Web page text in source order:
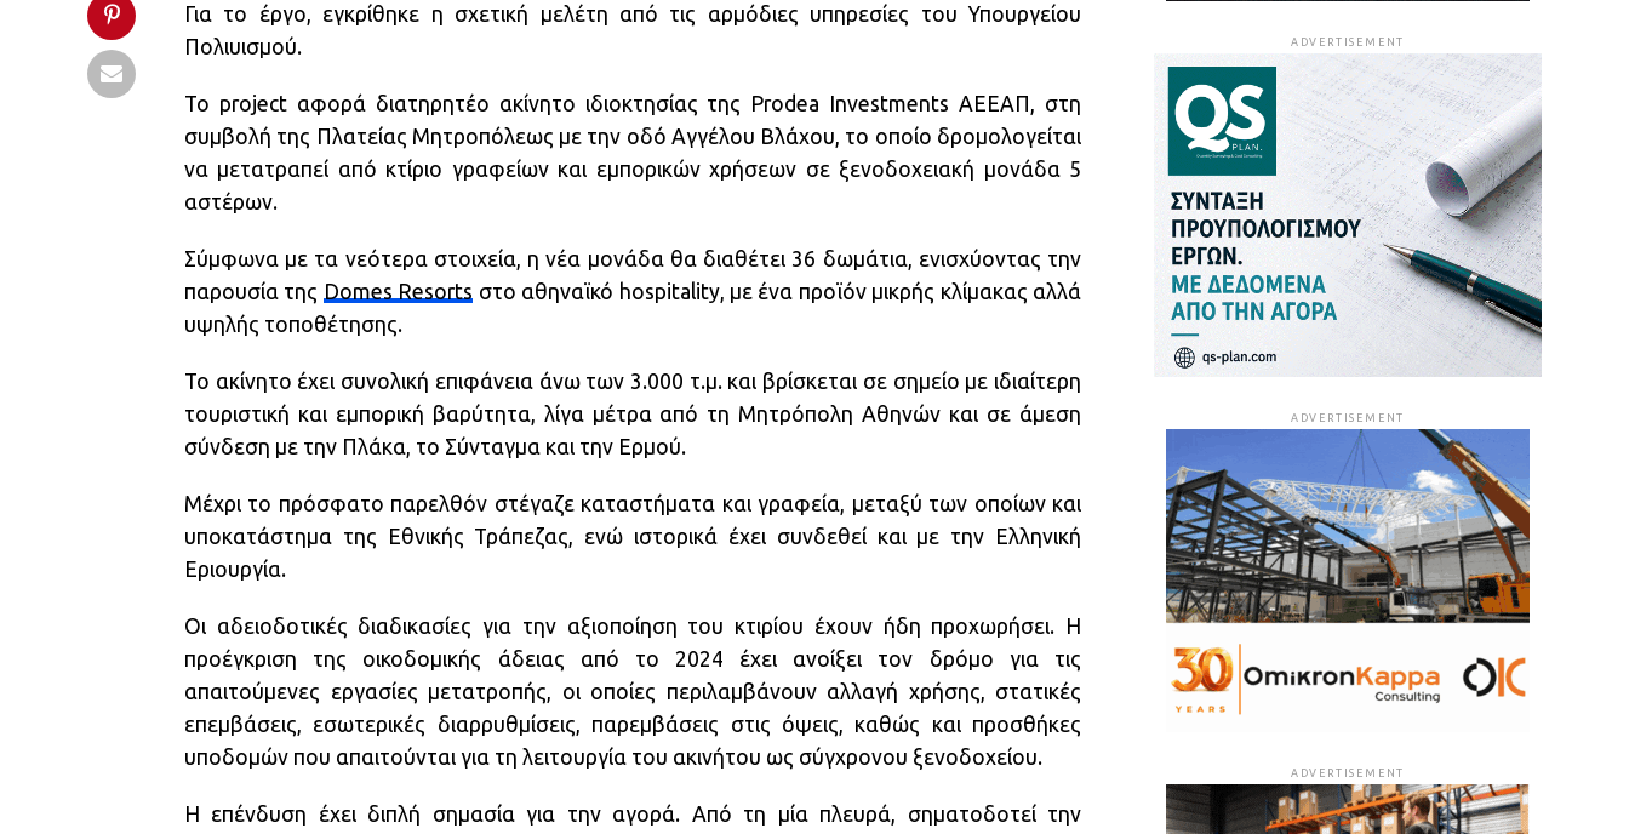
Για το έργο, εγκρίθηκε η σχετική μελέτη από τις αρμόδιες υπηρεσίες του Υπουργείου
Πολιυισμού.
Το project αφορά διατηρητέο ακίνητο ιδιοκτησίας της Prodea Investments ΑΕΕΑΠ, στη
συμβολή της Πλατείας Μητροπόλεως με την οδό Αγγέλου Βλάχου, το οποίο δρομολογείται
να μετατραπεί από κτίριο γραφείων και εμπορικών χρήσεων σε ξενοδοχειακή μονάδα 5
αστέρων.
Σύμφωνα με τα νεότερα στοιχεία, η νέα μονάδα θα διαθέτει 36 δωμάτια, ενισχύοντας την
παρουσία της Domes Resorts στο αθηναϊκό hospitality, με ένα προϊόν μικρής κλίμακας αλλά
υψηλής τοποθέτησης.
Το ακίνητο έχει συνολική επιφάνεια άνω των 3.000 τ.μ. και βρίσκεται σε σημείο με ιδιαίτερη
τουριστική και εμπορική βαρύτητα, λίγα μέτρα από τη Μητρόπολη Αθηνών και σε άμεση
σύνδεση με την Πλάκα, το Σύνταγμα και την Ερμού.
Μέχρι το πρόσφατο παρελθόν στέγαζε καταστήματα και γραφεία, μεταξύ των οποίων και
υποκατάστημα της Εθνικής Τράπεζας, ενώ ιστορικά έχει συνδεθεί και με την Ελληνική
Εριουργία.
Οι αδειοδοτικές διαδικασίες για την αξιοποίηση του κτιρίου έχουν ήδη προχωρήσει. Η
προέγκριση της οικοδομικής άδειας από το 2024 έχει ανοίξει τον δρόμο για τις
απαιτούμενες εργασίες μετατροπής, οι οποίες περιλαμβάνουν αλλαγή χρήσης, στατικές
επεμβάσεις, εσωτερικές διαρρυθμίσεις, παρεμβάσεις στις όψεις, καθώς και προσθήκες
υποδομών που απαιτούνται για τη λειτουργία του ακινήτου ως σύγχρονου ξενοδοχείου.
Η επένδυση έχει διπλή σημασία για την αγορά. Από τη μία πλευρά, σηματοδοτεί την
ADVERTISEMENT
ADVERTISEMENT
ADVERTISEMENT